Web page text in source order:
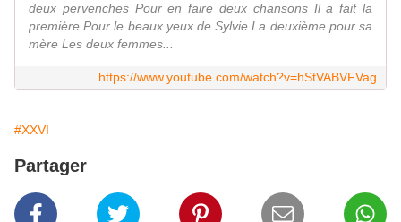
deux pervenches Pour en faire deux chansons Il a fait la
première Pour le beaux yeux de Sylvie La deuxième pour sa
mère Les deux femmes...
https://www.youtube.com/watch?v=hStVABVFVag
#XXVI
Partager